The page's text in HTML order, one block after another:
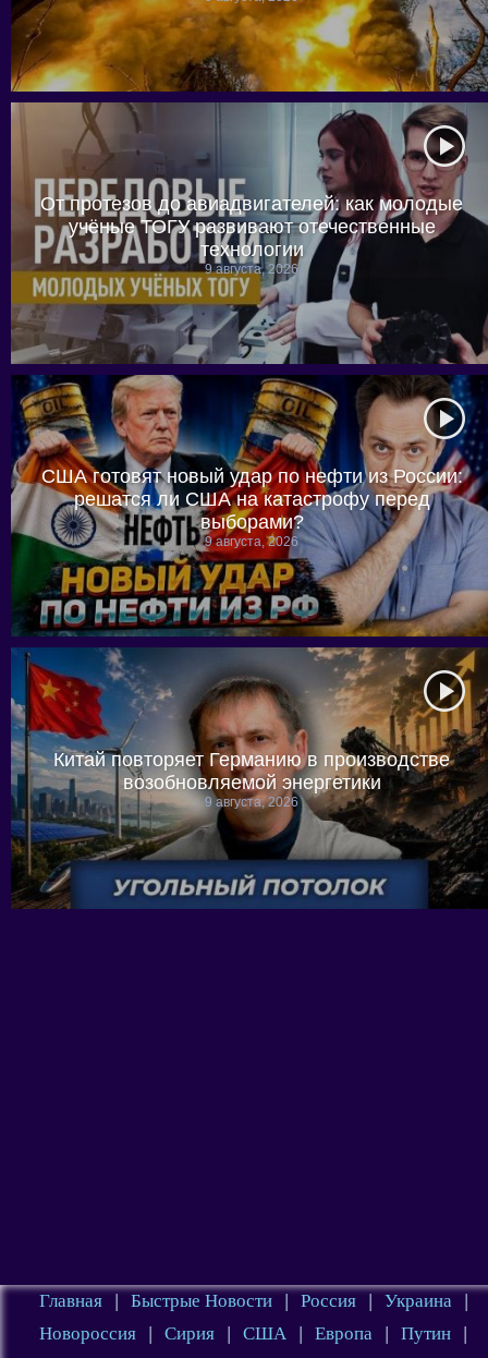
От протезов до авиадвигателей: как молодые
учёные ТОГУ развивают отечественные
технологии
9 августа, 2026
США готовят новый удар по нефти из России:
решатся ли США на катастрофу перед
выборами?
9 августа, 2026
Китай повторяет Германию в производстве
возобновляемой энергетики
9 августа, 2026
Главная | Быстрые Новости | Россия | Украина
|
Новороссия
| Сирия | США | Европа | Путин
|